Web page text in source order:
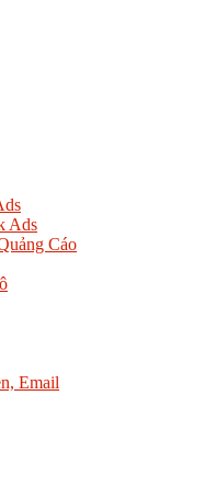
Ads
Cáo
Email